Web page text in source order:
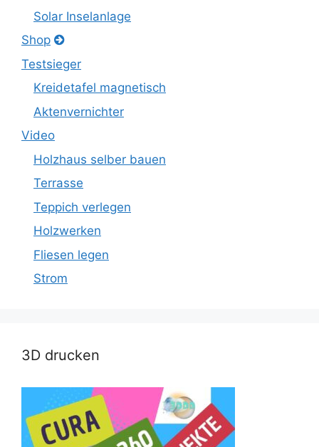
Solar Inselanlage
Shop
Testsieger
Kreidetafel magnetisch
Aktenvernichter
Video
Holzhaus selber bauen
Terrasse
Teppich verlegen
Holzwerken
Fliesen legen
Strom
3D drucken